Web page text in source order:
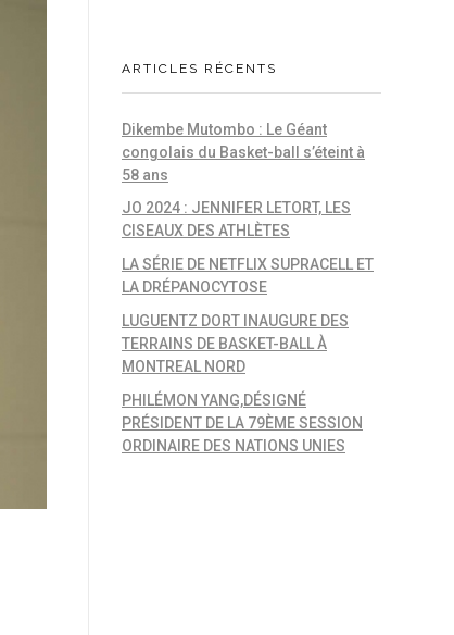
ARTICLES RÉCENTS
Dikembe Mutombo : Le Géant
congolais du Basket-ball s’éteint à
58 ans
JO 2024 : JENNIFER LETORT, LES
CISEAUX DES ATHLÈTES
LA SÉRIE DE NETFLIX SUPRACELL ET
LA DRÉPANOCYTOSE
LUGUENTZ DORT INAUGURE DES
TERRAINS DE BASKET-BALL À
MONTREAL NORD
PHILÉMON YANG,DÉSIGNÉ
PRÉSIDENT DE LA 79ÈME SESSION
ORDINAIRE DES NATIONS UNIES